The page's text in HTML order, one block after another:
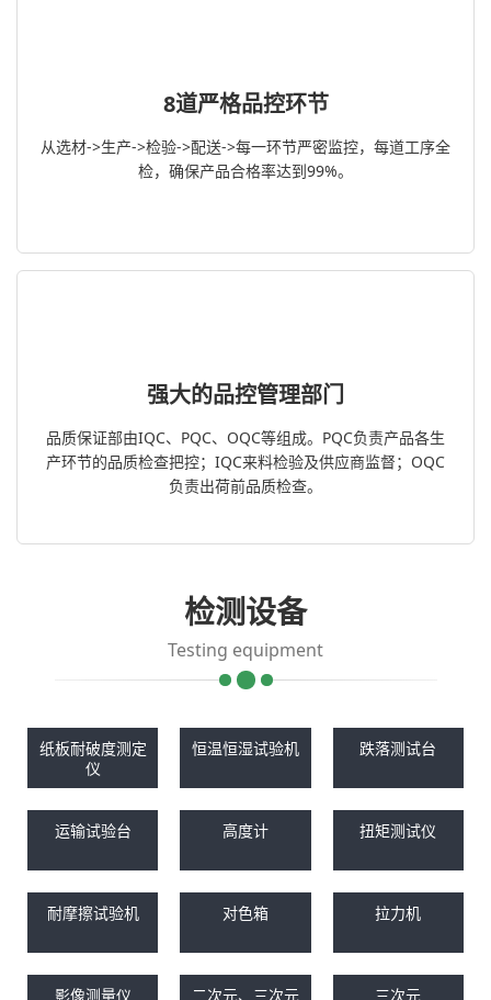
8道严格品控环节
从选材->生产->检验->配送->每一环节严密监控，每道工序全
检，确保产品合格率达到99%。
强大的品控管理部门
品质保证部由IQC、PQC、OQC等组成。PQC负责产品各生
产环节的品质检查把控；IQC来料检验及供应商监督；OQC
负责出荷前品质检查。
检测设备
Testing equipment
纸板耐破度测定
仪
恒温恒湿试验机 跌落测试台
运输试验台 高度计 扭矩测试仪
耐摩擦试验机 对色箱 拉力机
影像测量仪 二次元、三次元 三次元